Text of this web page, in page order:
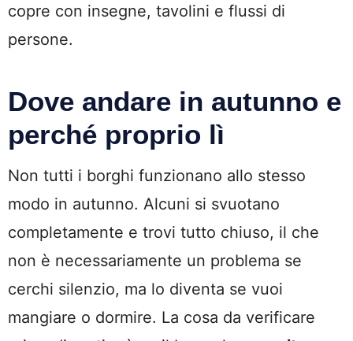
copre con insegne, tavolini e flussi di
persone.
Dove andare in autunno e
perché proprio lì
Non tutti i borghi funzionano allo stesso
modo in autunno. Alcuni si svuotano
completamente e trovi tutto chiuso, il che
non è necessariamente un problema se
cerchi silenzio, ma lo diventa se vuoi
mangiare o dormire. La cosa da verificare